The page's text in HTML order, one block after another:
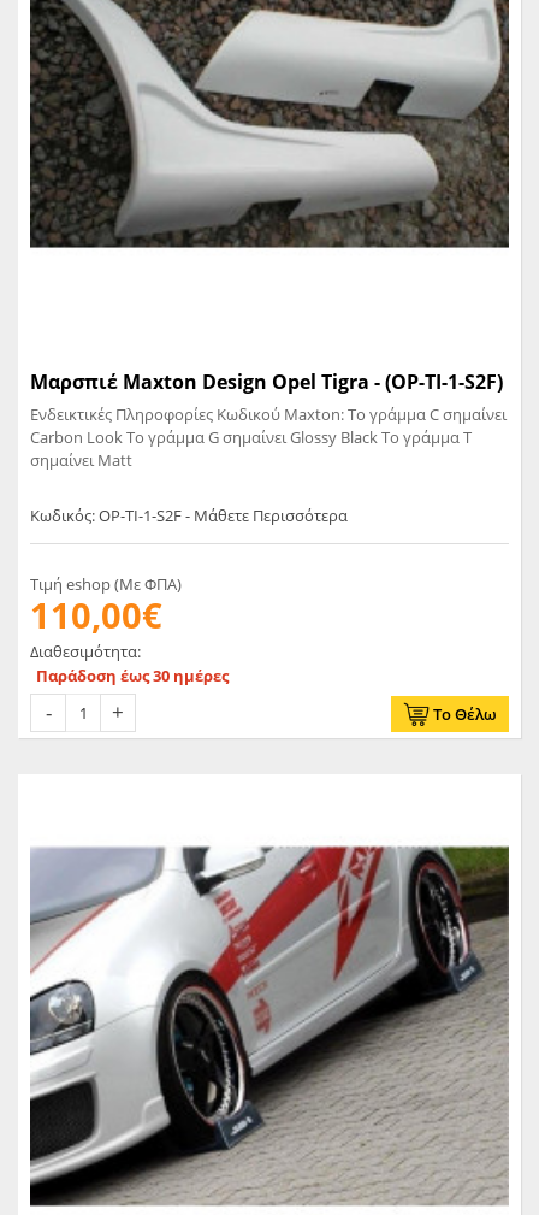
Μαρσπιέ Maxton Design Opel Tigra - (OP-TI-1-S2F)
Ενδεικτικές Πληροφορίες Κωδικού Maxton: Το γράμμα C σημαίνει
Carbon Look Το γράμμα G σημαίνει Glossy Black Το γράμμα T
σημαίνει Matt
Κωδικός: OP-TI-1-S2F - Μάθετε Περισσότερα
Τιμή eshop (Με ΦΠΑ)
110,00€
Διαθεσιμότητα:
Παράδοση έως 30 ημέρες
Το Θέλω